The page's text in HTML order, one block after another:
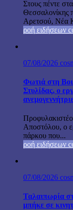
Στους πέντε
Θεσσαλονίκης
Αρετσού, Νέα
ροή ειδήσεων
07/08/2026
Φωτιά στη
Στυλίδας, ο
Αποστόλου, ο
πάρκου που...
ροή ειδήσεων
07/08/2026
Ταλαιπωρία
μπήκε σε